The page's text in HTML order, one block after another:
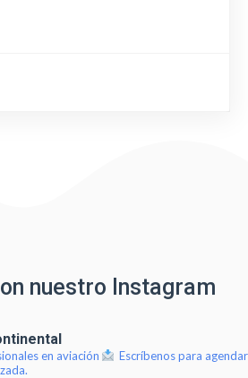
nuestro Instagram
en aviación
Escríbenos para agendar